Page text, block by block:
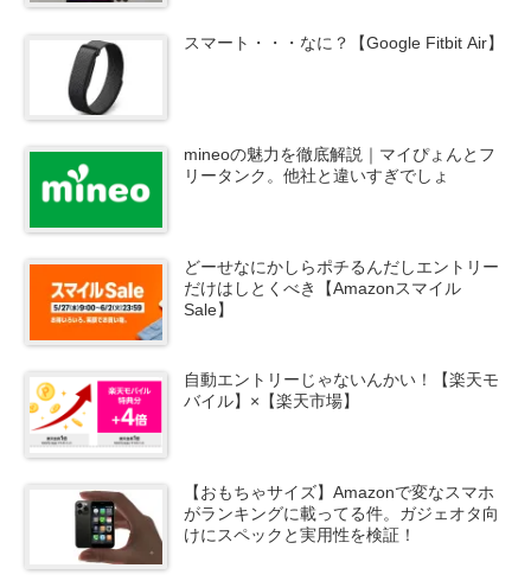
スマート・・・なに？【Google Fitbit Air】
mineoの魅力を徹底解説｜マイぴょんとフ
リータンク。他社と違いすぎでしょ
どーせなにかしらポチるんだしエントリー
だけはしとくべき【Amazonスマイル
Sale】
自動エントリーじゃないんかい！【楽天モ
バイル】×【楽天市場】
【おもちゃサイズ】Amazonで変なスマホ
がランキングに載ってる件。ガジェオタ向
けにスペックと実用性を検証！